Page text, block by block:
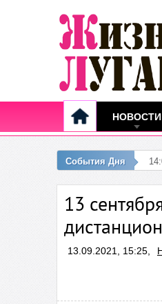
НОВОСТИ
События Дня
13
13.09.2021, 15:25,